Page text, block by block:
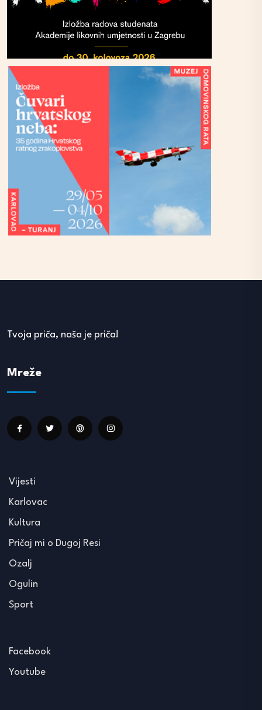
Tvoja priča, naša je priča!
Mreže
Vijesti
Karlovac
Kultura
Pričaj mi o Dugoj Resi
Ozalj
Ogulin
Sport
Facebook
Youtube